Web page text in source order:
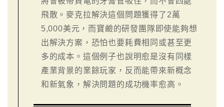
飛散。麥克拉解決這個問題獲得了2萬
5,000美元，而寶鹼的研發團隊即使能夠想
出解決方案，恐怕也要耗費相同或甚至更
多的成本。這個例子也說明愈是沒有同樣
產業背景的業餘玩家，反而能帶來新概念
和新氣象，解決問題的成功機率愈高。